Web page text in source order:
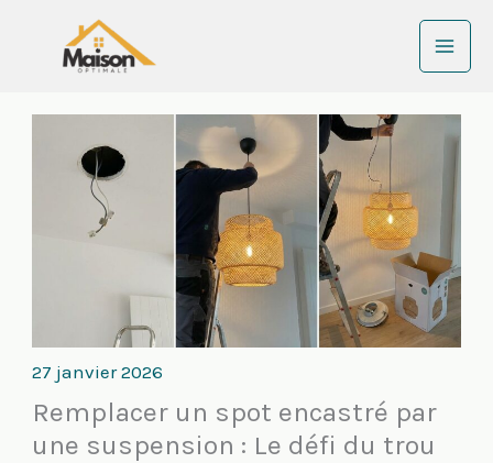
27 janvier 2026
Remplacer un spot encastré par
une suspension : Le défi du trou